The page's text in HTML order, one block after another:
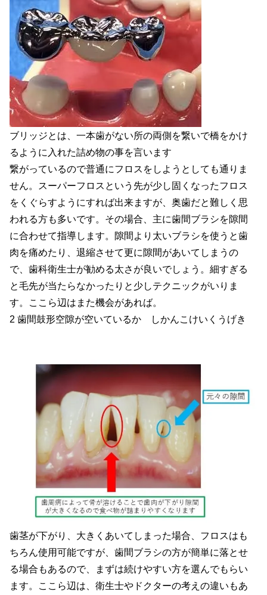
ブリッジとは、一本歯がない所の両側を繋いで橋をかけ
るように入れた詰め物の事を言います
繋がっているので普通にフロスをしようとしても通りま
せん。スーパーフロスという先が少し固くなったフロス
をくぐらすようにすれば出来ますが、奥歯だと難しく思
われる方も多いです。その場合、主に歯間ブラシを隙間
に合わせて指導します。隙間より太いブラシを使うと歯
肉を痛めたり、退縮させて更に隙間があいてしまうの
で、歯科衛生士が勧める太さが良いでしょう。細すぎる
と毛先が当たらなかったりと少しテクニックがいりま
す。ここら辺はまた機会があれば。
2 歯間鼓形空隙が空いているか しかんこけいくうげき
歯茎が下がり、大きくあいてしまった場合、フロスはも
ちろん使用可能ですが、歯間ブラシの方が簡単に落とせ
る場合もあるので、まずは続けやすい方を選んでもらい
ます。ここら辺は、衛生士やドクターの考えの違いもあ